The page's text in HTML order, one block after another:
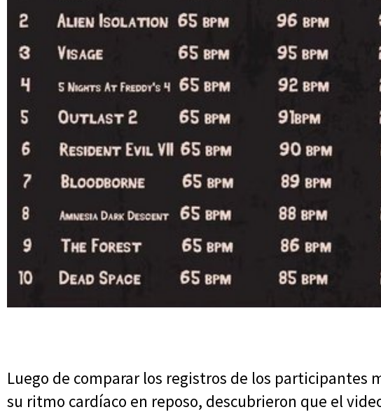
Luego de comparar los registros de los participantes
su ritmo cardíaco en reposo, descubrieron que el